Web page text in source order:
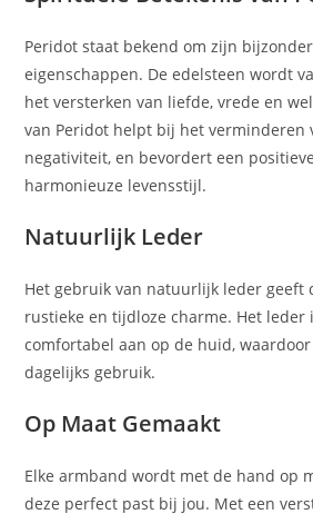
Peridot staat bekend om zijn
eigenschappen. De edelsteen wordt
het versterken van liefde, vrede en
van Peridot helpt bij het verminderen
negativiteit, en bevordert een
harmonieuze levensstijl.
Natuurlijk Leder
Het gebruik van natuurlijk leder geeft
rustieke en tijdloze charme. Het leder
comfortabel aan op de huid,
dagelijks gebruik.
Op Maat Gemaakt
Elke armband wordt met de hand op
deze perfect past bij jou. Met een